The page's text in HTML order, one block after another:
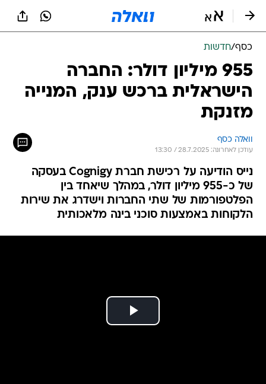
כסף/חדשות
955 מיליון דולר: החברה
הישראלית ברכש ענק, המנייה
מזנקת
וואלה כסף
עודכן לאחרונה: 28.7.2025 / 13:30
נייס הודיעה על רכישת חברת Cognigy בעסקה
של כ-955 מיליון דולר, במהלך שיאחד בין
הפלטפורמות של שתי החברות וישדרג את שירות
הלקוחות באמצעות סוכני בינה מלאכותית